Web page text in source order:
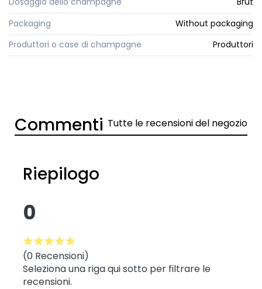
Packaging
Without packaging
Produttori o case di champagne
Produttori
Commenti Tutte le recensioni del negozio
Riepilogo
0
(0 Recensioni)
Seleziona una riga qui sotto per filtrare le
recensioni.